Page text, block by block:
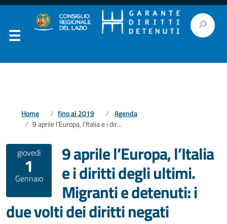
Home fino al 2019
Agenda
9 aprile l’Europa, l’Italia e i diritti degli ultimi. Migranti e detenuti: i due volti dei diritti negati
giovedì
1
Gennaio
9 aprile l’Europa, l’Italia
e i diritti degli ultimi.
Migranti e detenuti: i
due volti dei diritti negati